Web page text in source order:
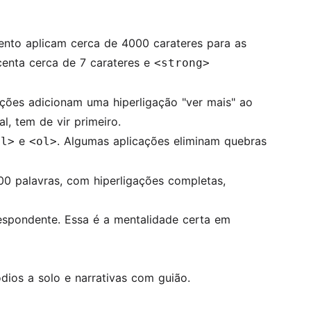
aplicam cerca de 4000 carateres para as
cerca de 7 carateres e <strong>
adicionam uma hiperligação "ver mais" ao
tem de vir primeiro.
e <ol>. Algumas aplicações eliminam quebras
palavras, com hiperligações completas,
Essa é a mentalidade certa em
a solo e narrativas com guião.